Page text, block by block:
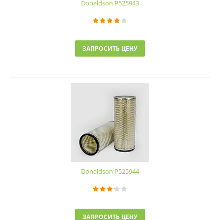
Donaldson P525943
ЗАПРОСИТЬ ЦЕНУ
Donaldson P525944
ЗАПРОСИТЬ ЦЕНУ